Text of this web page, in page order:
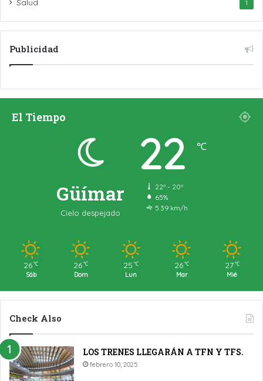
1
Publicidad
El Tiempo
Güímar
Cielo despejado
22 ℃
22º - 20º
65%
5.39 km/h
26 ℃
Sáb
26 ℃
Dom
25 ℃
Lun
26 ℃
Mar
27 ℃
Mié
Check Also
LOS TRENES LLEGARÁN A TFN Y TFS.
febrero 10, 2025